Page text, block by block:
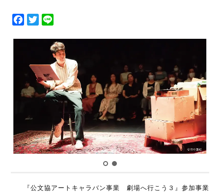
F
b
o
T
t
e
n
e
『公文協アートキャラバン事業 劇場へ行こう３』参加事業